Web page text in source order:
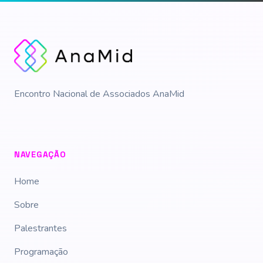
Encontro Nacional de Associados AnaMid
NAVEGAÇÃO
Home
Sobre
Palestrantes
Programação